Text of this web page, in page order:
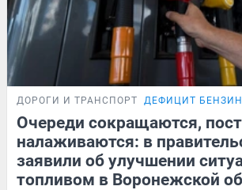
ДОРОГИ И ТРАНСПОРТ ДЕФИЦИТ
Очереди сокращаются,
налаживаются: в
заявили об улучшении
топливом в Воронежской